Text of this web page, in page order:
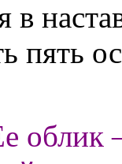
в
пять
облик